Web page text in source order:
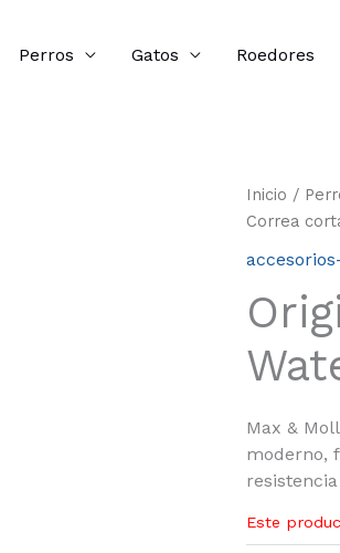
Perros Gatos Roedores
Inicio /
Correa
Max &
moderno,
Este